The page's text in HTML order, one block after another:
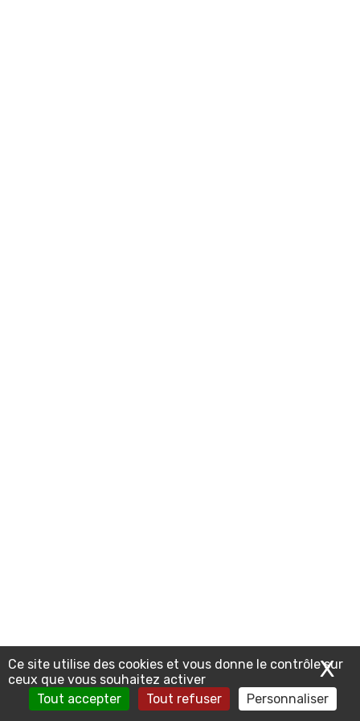
Ce site utilise des cookies et vous donne le contrôle sur
ceux que vous souhaitez activer
Tout accepter
Tout refuser Personnaliser
X